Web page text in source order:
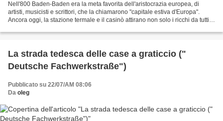
Nell'800 Baden-Baden era la meta favorita dell'aristocrazia europea, di
artisti, musicisti e scrittori, che la chiamarono "capitale estiva d'Europa".
Ancora oggi, la stazione termale e il casinò attirano non solo i ricchi da tutti i
La strada tedesca delle case a graticcio ("
Deutsche Fachwerkstraße")
Pubblicato su 22/07/AM 08:06
Da oleg